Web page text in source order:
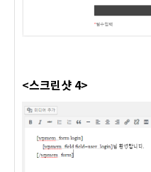
<스크린샷 4>